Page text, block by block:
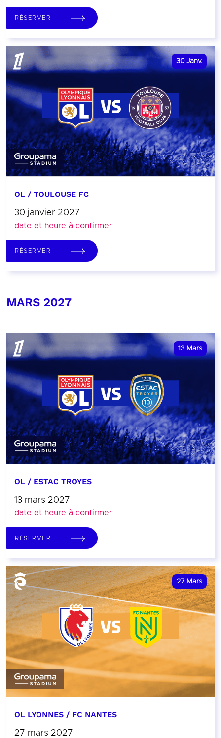
RÉSERVER
30 Janv.
OL / TOULOUSE FC
30 janvier 2027
date et heure à confirmer
RÉSERVER
MARS 2027
13 Mars
OL / ESTAC TROYES
13 mars 2027
date et heure à confirmer
RÉSERVER
27 Mars
OL LYONNES / FC NANTES
27 mars 2027